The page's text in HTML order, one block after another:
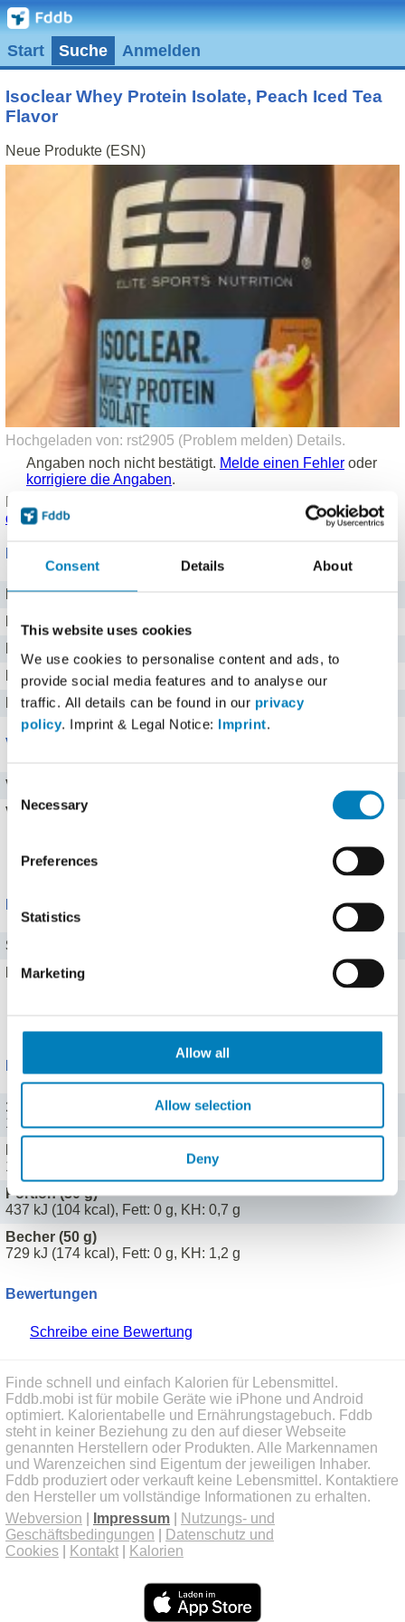
Consent Details About
This website uses cookies
We use cookies to personalise content and ads, to
provide social media features and to analyse our
traffic. All details can be found in our privacy
policy. Imprint & Legal Notice: Imprint.
Consent
Selection
Necessary
Preferences
Statistics
Marketing
Allow all
Allow selection
Deny
Start Suche Anmelden
Isoclear Whey Protein Isolate, Peach Iced Tea
Flavor
Neue Produkte (ESN)
Hochgeladen von: rst2905 (Problem melden) Details.
Angaben noch nicht bestätigt. Melde einen Fehler oder
korrigiere die Angaben.
Produkt eingetragen von einem
Hinweise zu
den Produktdaten
Brennwert
Kalorien
Kohlenhydrate
2,3 g g
Fett
0 g g
Vitamine
Vitamin C
Vitamin A
Salz
Eisen
100 g (100 g)
1457 kJ (348 kcal), Fett: 0 g, KH: 2,3 g
160 kJ (38 kcal), Fett: 0 g, KH: 0,3 g
Portion (30 g)
437 kJ (104 kcal), Fett: 0 g, KH: 0,7 g
Becher (50 g)
729 kJ (174 kcal), Fett: 0 g, KH: 1,2 g
Bewertungen
Schreibe eine Bewertung
Finde schnell und einfach Kalorien für Lebensmittel.
Fddb.mobi ist für mobile Geräte wie iPhone und Android
optimiert. Kalorientabelle und Ernährungstagebuch. Fddb
steht in keiner Beziehung zu den auf dieser Webseite
genannten Herstellern oder Produkten. Alle Markennamen
und Warenzeichen sind Eigentum der jeweiligen Inhaber.
Fddb produziert oder verkauft keine Lebensmittel. Kontaktiere
den Hersteller um vollständige Informationen zu erhalten.
Webversion
Impressum
Nutzungs- und
Geschäftsbedingungen
Datenschutz und
Cookies
Kontakt Kalorien